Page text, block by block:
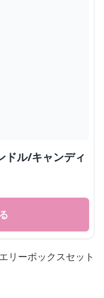
ル/キャンディ
リーボックスセット